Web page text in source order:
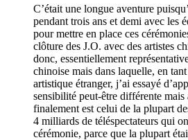
C’était une longue aventure
pendant trois ans et demi avec les
pour mettre en place ces
clôture des J.O. avec des artistes
donc, essentiellement
chinoise mais dans laquelle, en
artistique étranger, j’ai essayé
sensibilité peut-être différente mais
finalement est celui de la plupart
4 milliards de téléspectateurs qui
cérémonie, parce que la plupart